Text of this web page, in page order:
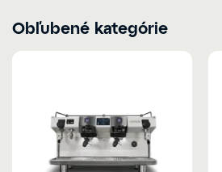
Obľubené kategórie